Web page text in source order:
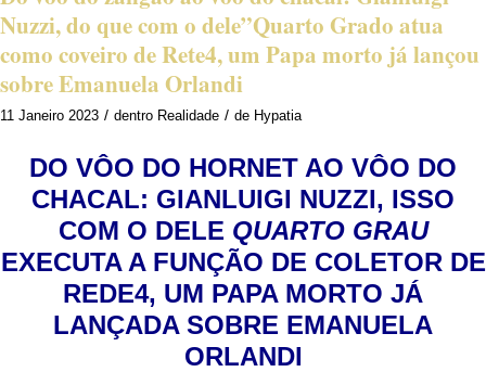
Nuzzi, do que com o dele”Quarto Grado atua
como coveiro de Rete4, um Papa morto já lançou
sobre Emanuela Orlandi
11 Janeiro 2023 / dentro Realidade / de Hypatia
DO VÔO DO HORNET AO VÔO DO
CHACAL: GIANLUIGI NUZZI, ISSO
COM O DELE QUARTO GRAU
EXECUTA A FUNÇÃO DE COLETOR DE
REDE4, UM PAPA MORTO JÁ
LANÇADA SOBRE EMANUELA
ORLANDI